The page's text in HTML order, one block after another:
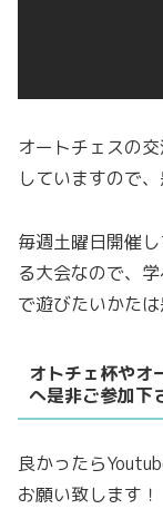
オートチェスの
していますので
毎週土曜日開催
る大会なので、
で遊びたいかた
オトチェ杯や
へ是非ご参加下
良かったら
お願い致します！